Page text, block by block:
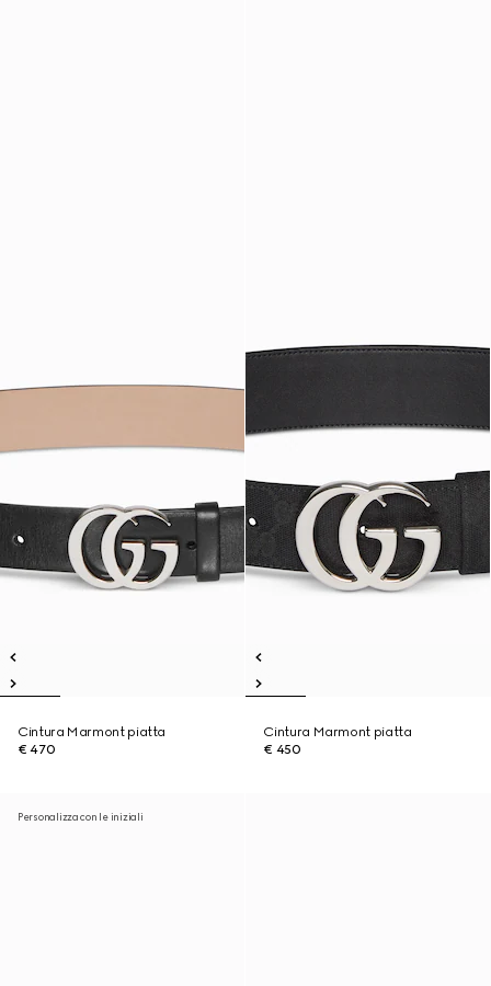
Cintura Marmont piatta
€ 470
Cintura Marmont piatta
€ 450
Personalizza con le iniziali